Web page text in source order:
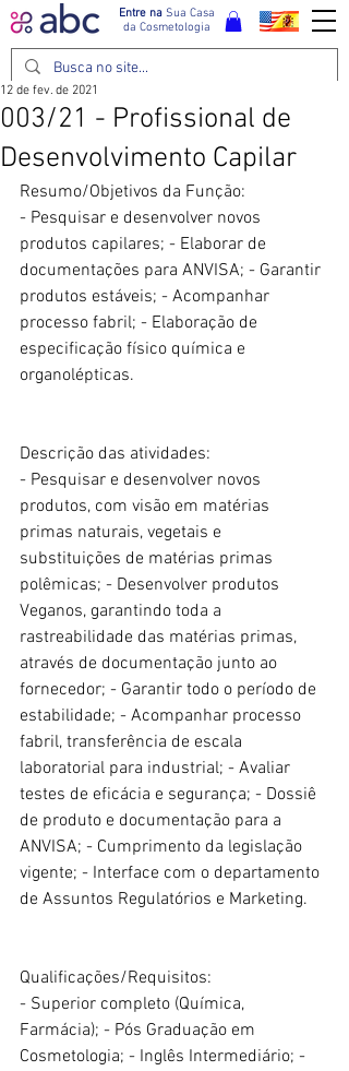
Entre naSua Casa
da Cosmetologia
003/21 - Profissional de
Desenvolvimento Capilar
12 de fev. de 2021
Resumo/Objetivos da Função:
- Pesquisar e desenvolver novos
produtos capilares; - Elaborar de
documentações para ANVISA; - Garantir
produtos estáveis; - Acompanhar
processo fabril; - Elaboração de
especificação físico química e
organolépticas.
Descrição das atividades:
- Pesquisar e desenvolver novos
produtos, com visão em matérias
primas naturais, vegetais e
substituições de matérias primas
polêmicas; - Desenvolver produtos
Veganos, garantindo toda a
rastreabilidade das matérias primas,
através de documentação junto ao
fornecedor; - Garantir todo o período de
estabilidade; - Acompanhar processo
fabril, transferência de escala
laboratorial para industrial; - Avaliar
testes de eficácia e segurança; - Dossiê
de produto e documentação para a
ANVISA; - Cumprimento da legislação
vigente; - Interface com o departamento
de Assuntos Regulatórios e Marketing.
Qualificações/Requisitos:
- Superior completo (Química,
Farmácia); - Pós Graduação em
Cosmetologia; - Inglês Intermediário; -